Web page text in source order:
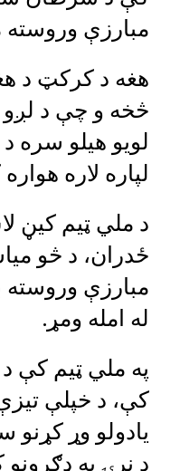
مبارزې
هغه د کرکټ د
څخه و چې د
لویو هیلو سره
لپاره لاره
د ملي ټیم کیڼ
ځدران، د څو
مبارزې وروسته
له امله ومړ.
په ملي ټیم کې د
کې، د خپلې
یادولو وړ
د نړۍ په